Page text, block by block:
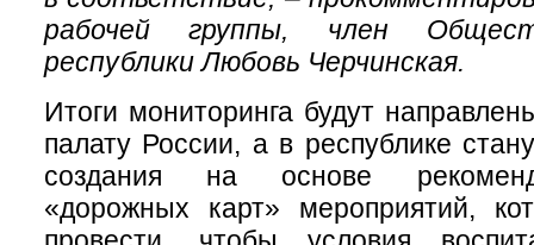
рабочей группы, член
республики Любовь Черчинская.
Итоги мониторинга будут
палату России, а в республике
создания на основе
«дорожных карт» мероприятий,